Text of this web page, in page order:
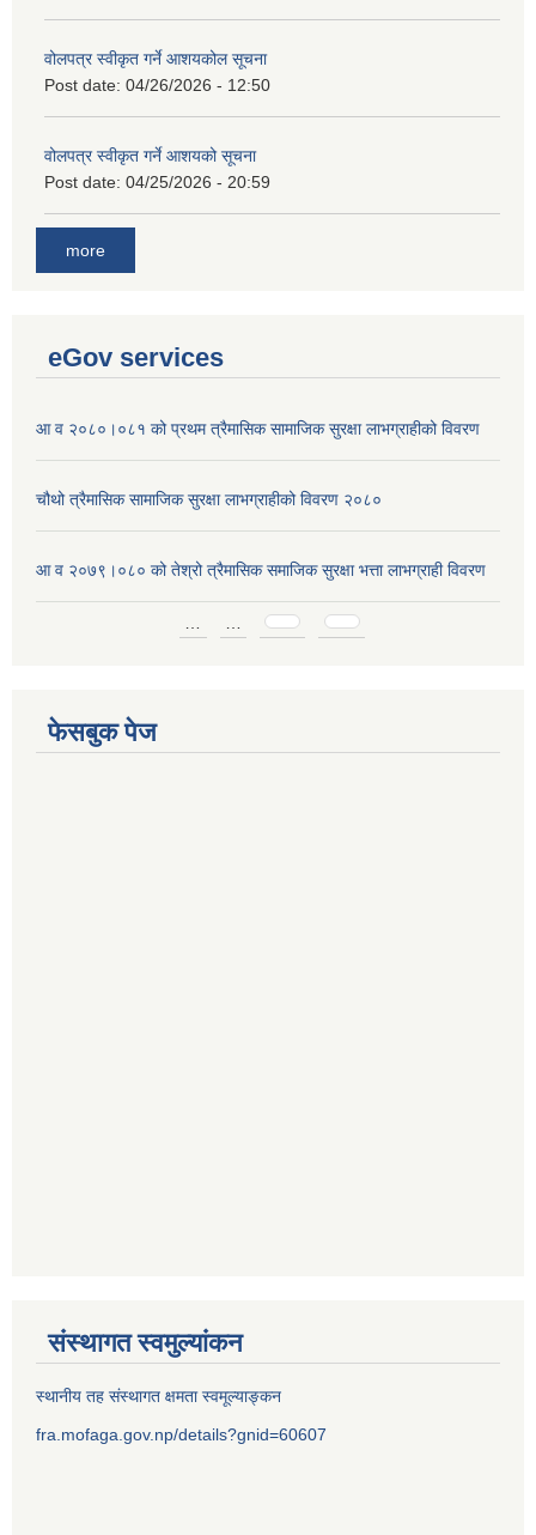
वोलपत्र स्वीकृत गर्ने आशयकोल सूचना
Post date: 04/26/2026 - 12:50
वोलपत्र स्वीकृत गर्ने आशयको सूचना
Post date: 04/25/2026 - 20:59
more
eGov services
आ व २०८०।०८१ को प्रथम त्रैमासिक सामाजिक सुरक्षा लाभग्राहीको विवरण
चौथो त्रैमासिक सामाजिक सुरक्षा लाभग्राहीको विवरण २०८०
आ व २०७९।०८० को तेश्रो त्रैमासिक समाजिक सुरक्षा भत्ता लाभग्राही विवरण
फेसबुक पेज
संस्थागत स्वमुल्यांकन
स्थानीय तह संस्थागत क्षमता स्वमूल्याङ्कन
fra.mofaga.gov.np/details?gnid=60607